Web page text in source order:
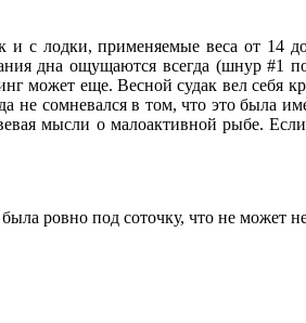
и с лодки, применяемые веса от
дна ощущаются всегда (шнур #1
еще. Весной судак вел себя
не сомневался в том, что это
мысли о малоактивной рыбе.
ровно под соточку, что не может